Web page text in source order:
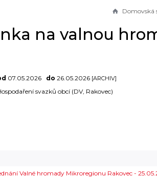
Domovská
na valnou
07.05.2026 do 26.05.2026 [ARCHIV]
svazků obcí (DV, Rakovec)
Valné hromady Mikroregionu Rakovec -